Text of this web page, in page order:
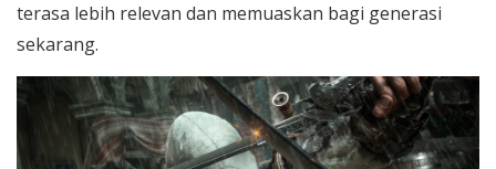
terasa lebih relevan dan memuaskan bagi generasi
sekarang.